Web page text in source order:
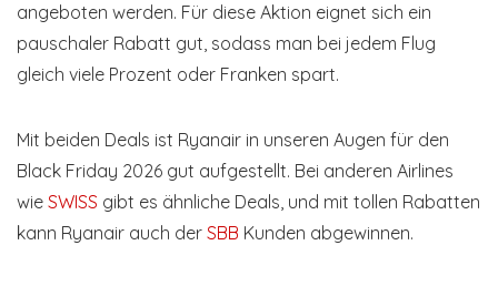
angeboten werden. Für diese Aktion eignet sich ein
pauschaler Rabatt gut, sodass man bei jedem Flug
gleich viele Prozent oder Franken spart.
Mit beiden Deals ist Ryanair in unseren Augen für den
Black Friday 2026 gut aufgestellt. Bei anderen Airlines
wie SWISS gibt es ähnliche Deals, und mit tollen Rabatten
kann Ryanair auch der SBB Kunden abgewinnen.